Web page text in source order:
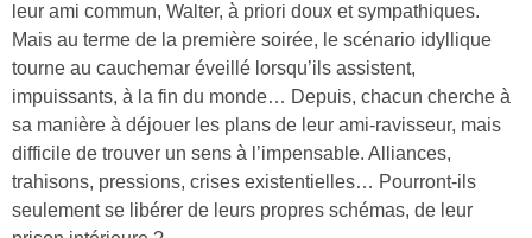
leur ami commun, Walter, à priori doux et sympathiques.
Mais au terme de la première soirée, le scénario idyllique
tourne au cauchemar éveillé lorsqu’ils assistent,
impuissants, à la fin du monde… Depuis, chacun cherche à
sa manière à déjouer les plans de leur ami-ravisseur, mais
difficile de trouver un sens à l’impensable. Alliances,
trahisons, pressions, crises existentielles… Pourront-ils
seulement se libérer de leurs propres schémas, de leur